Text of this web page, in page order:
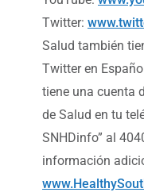
Twitter:
Salud también
Twitter en
tiene una cuenta
de Salud en tu
SNHDinfo” al
información